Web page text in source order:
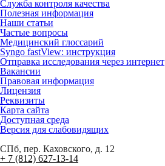
Служба контроля качества
Полезная информация
Наши статьи
Частые вопросы
Медицинский глоссарий
Syngo fastView: инструкция
Отправка исследования через интернет
Вакансии
Правовая информация
Лицензия
Реквизиты
Карта сайта
Доступная среда
Версия для слабовидящих
СПб, пер. Каховского, д. 12
+ 7 (812) 627-13-14